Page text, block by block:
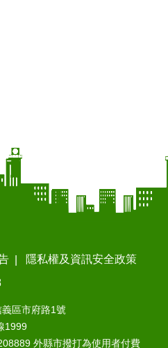
隱私權及資訊安全政策
區市府路1號
1999
外縣市撥打為使用者付費